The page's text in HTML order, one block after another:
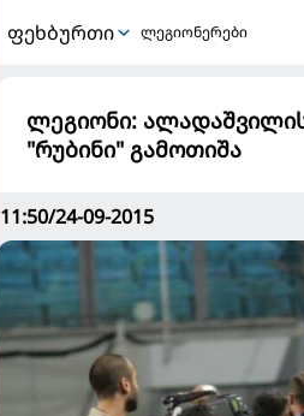
ᲤᲔᲮᲑᲣᲠᲗᲘ ლეგიონერები
ლეგიონი:
"რუბინი" გამოთიშა
11:50/24-09-2015